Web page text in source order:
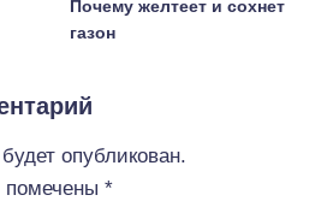
Почему желтеет и сохнет
газон
опубликован.
помечены *